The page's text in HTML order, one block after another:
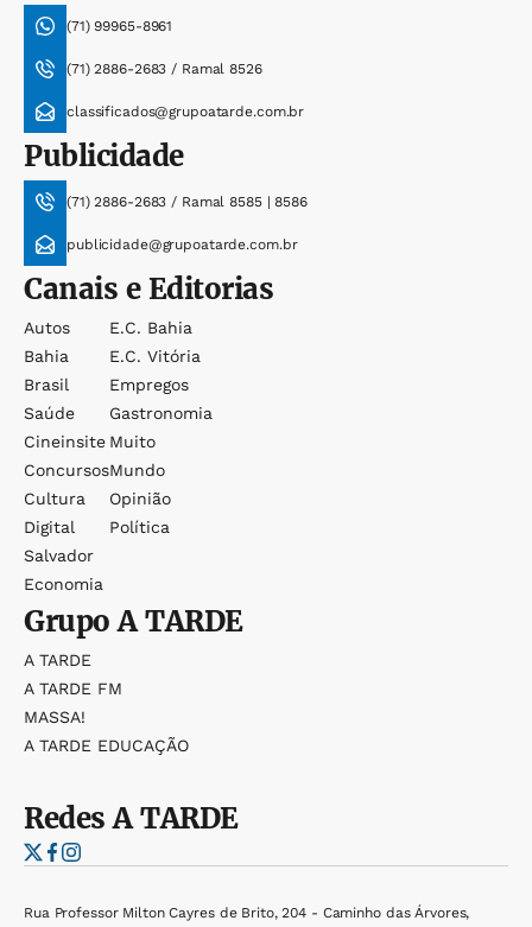
(71) 99965-8961
(71) 2886-2683 / Ramal 8526
classificados@grupoatarde.com.br
Publicidade
(71) 2886-2683 / Ramal 8585 | 8586
publicidade@grupoatarde.com.br
Canais e Editorias
Autos
Bahia
Brasil
Saúde
Cineinsite
Concursos
Cultura
Digital
Salvador
Economia
E.c. Bahia
E.c. Vitória
Empregos
Gastronomia
Muito
Mundo
Opinião
Política
GrupoA TARDE
A TARDE
A TARDE FM
MASSA!
A TARDE EDUCAÇÃO
RedesA TARDE
Rua Professor Milton Cayres de Brito, 204 - Caminho das Árvores,